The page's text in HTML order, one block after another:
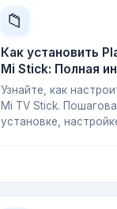
📁
Как установить
Mi Stick: Полная
Узнайте, как
Mi TV Stick.
установке,